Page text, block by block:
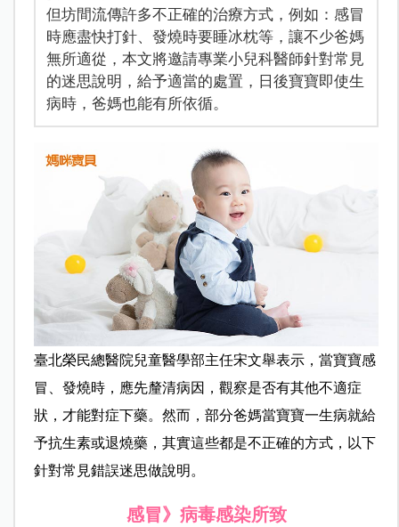
但坊間流傳許多不正確的治療方式，例如：感冒
時應盡快打針、發燒時要睡冰枕等，讓不少爸媽
無所適從，本文將邀請專業小兒科醫師針對常見
的迷思說明，給予適當的處置，日後寶寶即使生
病時，爸媽也能有所依循。
臺北榮民總醫院兒童醫學部主任宋文舉表示，當寶寶感
冒、發燒時，應先釐清病因，觀察是否有其他不適症
狀，才能對症下藥。然而，部分爸媽當寶寶一生病就給
予抗生素或退燒藥，其實這些都是不正確的方式，以下
針對常見錯誤迷思做說明。
感冒》病毒感染所致